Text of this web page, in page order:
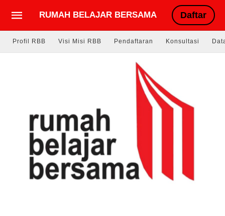
RUMAH BELAJAR BERSAMA Daftar
Profil RBB Visi Misi RBB Pendaftaran Konsultasi